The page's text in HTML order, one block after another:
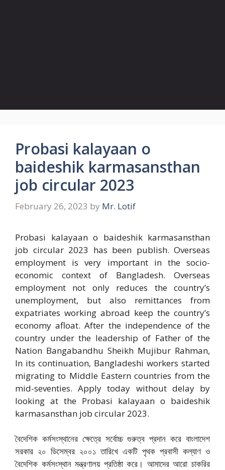
Probasi kalayaan o
baideshik karmasansthan
job circular 2023
February 26, 2023 by Mr. Lotif
Probasi kalayaan o baideshik karmasansthan
job circular 2023 has been publish. Overseas
employment is very important in the socio-
economic context of Bangladesh. Overseas
employment not only reduces the country’s
unemployment, but also remittances from
expatriates working abroad keep the country’s
economy afloat. After the independence of the
country under the leadership of Father of the
Nation Bangabandhu Sheikh Mujibur Rahman,
In its continuation, Bangladeshi workers started
migrating to Middle Eastern countries from the
mid-seventies. Apply today without delay by
looking at the Probasi kalayaan o baideshik
karmasansthan job circular 2023.
বৈদেশিক কর্মসংস্থানের ক্ষেত্রে সর্বোচ্চ গুরুত্ব প্রদান করে বাংলাদেশ
সরকার ২০ ডিসেম্বর ২০০১ তারিখে একটি পৃথক প্রবাসী কল্যাণ ও
বৈদেশিক কর্মসংস্থান মন্ত্রণালয় প্রতিষ্ঠা করে। আমাদের আরো চাকরির